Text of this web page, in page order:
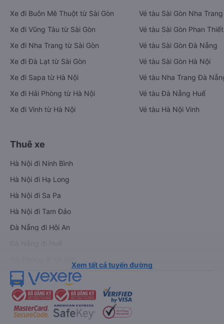
Xe đi Buôn Mê Thuột từ Sài Gòn
Xe đi Vũng Tàu từ Sài Gòn
Xe đi Nha Trang từ Sài Gòn
Xe đi Đà Lạt từ Sài Gòn
Xe đi Sapa từ Hà Nội
Xe đi Hải Phòng từ Hà Nội
Xe đi Vinh từ Hà Nội
Vé tàu Sài Gòn Nha Trang
Vé tàu Sài Gòn Phan Thiết
Vé tàu Sài Gòn Đà Nẵng
Vé tàu Sài Gòn Hà Nội
Vé tàu Nha Trang Đà
Vé tàu Đà Nẵng Huế
Vé tàu Hà Nội Vinh
Thuê xe
Hà Nội đi Ninh Bình
Hà Nội đi Hạ Long
Hà Nội đi Sa Pa
Hà Nội đi Tam Đảo
Đà Nẵng đi Hội An
Xem tất cả tuyến đường